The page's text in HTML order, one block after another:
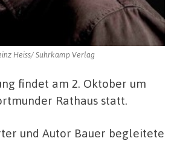
Heiss/ Suhrkamp Verlag
findet am 2. Oktober um
Rathaus statt.
und Autor Bauer begleitete